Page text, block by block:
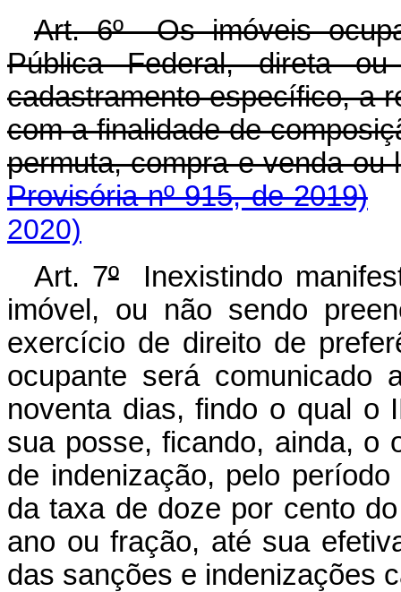
Art. 6º Os imóveis
Pública Federal, direta
cadastramento específico, a
com a finalidade de
permuta, compra e venda
Provisória nº 915, de 2019)
2020)
Art. 7ºInexistindo
imóvel, ou não sendo
exercício de direito de
ocupante será
noventa dias, findo o qual o
sua posse, ficando, ainda, o
de indenização, pelo
da taxa de doze por cento
ano ou fração, até sua
das sanções e indenizações